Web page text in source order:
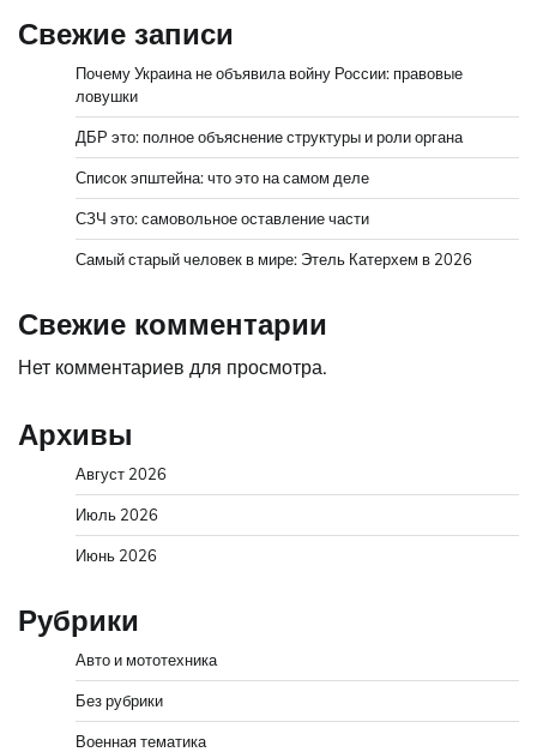
Свежие записи
Почему Украина не объявила войну России: правовые
ловушки
ДБР это: полное объяснение структуры и роли органа
Список эпштейна: что это на самом деле
СЗЧ это: самовольное оставление части
Самый старый человек в мире: Этель Катерхем в 2026
Свежие комментарии
Нет комментариев для просмотра.
Архивы
Август 2026
Июль 2026
Июнь 2026
Рубрики
Авто и мототехника
Без рубрики
Военная тематика